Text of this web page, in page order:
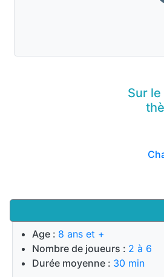
Age : 8 ans et +
Nombre de joueurs : 2 à 6
Durée moyenne : 30 min
Sur